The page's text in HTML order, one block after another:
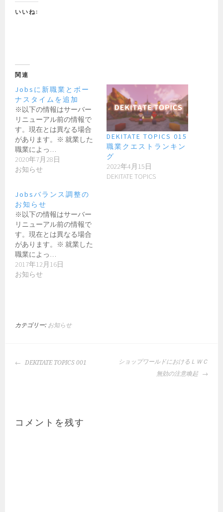
いいね:
関連
Jobsに新職業とボー
ナスタイムを追加
※以下の情報はサーバー
リニューアル前の情報で
す。現在とは異なる場合
があります。※ 就業した
職業によっ…
2020年7月28日
お知らせ
DEKITATE TOPICS 015
職業クエストランキン
グ
2022年4月15日
DEKITATE TOPICS
Jobsバランス調整の
お知らせ
※以下の情報はサーバー
リニューアル前の情報で
す。現在とは異なる場合
があります。※ 就業した
職業によっ…
2017年12月16日
お知らせ
カテゴリー: お知らせ
投
ー
DEKITATE TOPICS 001
ショップワールドにおけるＬＷＣ
無効の注意喚起
コメントを残す